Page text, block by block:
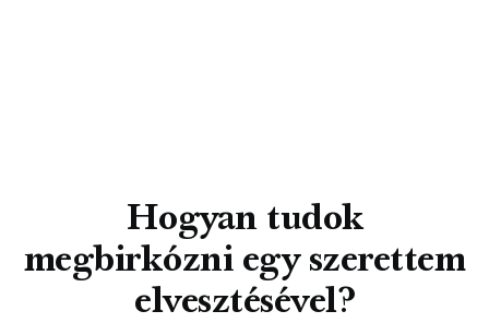
Hogyan tudok
megbirkózni egy szerettem
elvesztésével?